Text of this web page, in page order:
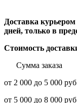
Доставка
дней, только в
Стоимость
Сумма заказа
от 2 000 до 5
от 5 000 до 8